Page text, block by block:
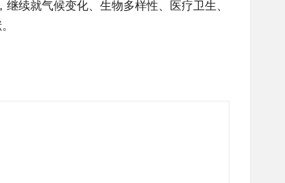
续就气候变化、生物多样性、医疗卫生、